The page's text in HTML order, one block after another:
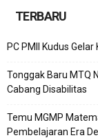
TERBARU
PC PMII Kudus Gelar
Tonggak Baru MTQ
Cabang Disabilitas
Temu MGMP
Pembelajaran Era